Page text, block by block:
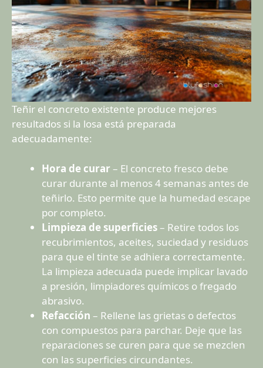
Teñir el concreto existente produce mejores
resultados si la losa está preparada
adecuadamente:
Hora de curar– El concreto fresco debe
curar durante al menos 4 semanas antes de
teñirlo. Esto permite que la humedad escape
por completo.
Limpieza de superficies– Retire todos los
recubrimientos, aceites, suciedad y residuos
para que el tinte se adhiera correctamente.
La limpieza adecuada puede implicar lavado
a presión, limpiadores químicos o fregado
abrasivo.
Refacción – Rellene las grietas o defectos
con compuestos para parchar. Deje que las
reparaciones se curen para que se mezclen
con las superficies circundantes.